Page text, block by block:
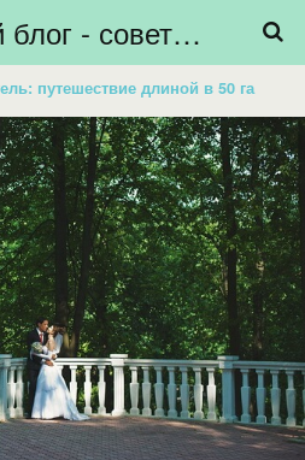
Свадебный блог - советы невестам, подготовка к свадьбе - HiBride
путешествие длиной в 50 га